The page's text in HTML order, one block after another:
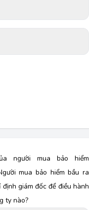
người mua bảo hiểm
mua bảo hiểm bầu ra
giám đốc để điều hành
ty nào?